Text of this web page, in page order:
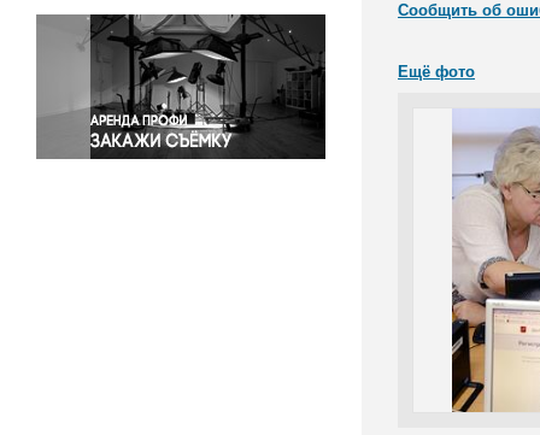
Светская жизнь
Спорт
Экология
Экономика и бизнес
Сообщить об
Ещё фото